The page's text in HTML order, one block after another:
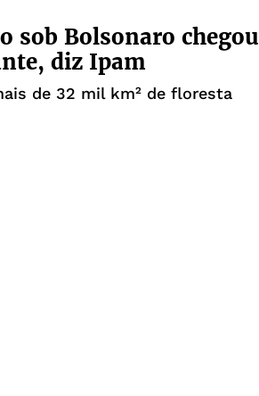
sob Bolsonaro chegou
diz Ipam
de 32 mil km² de floresta